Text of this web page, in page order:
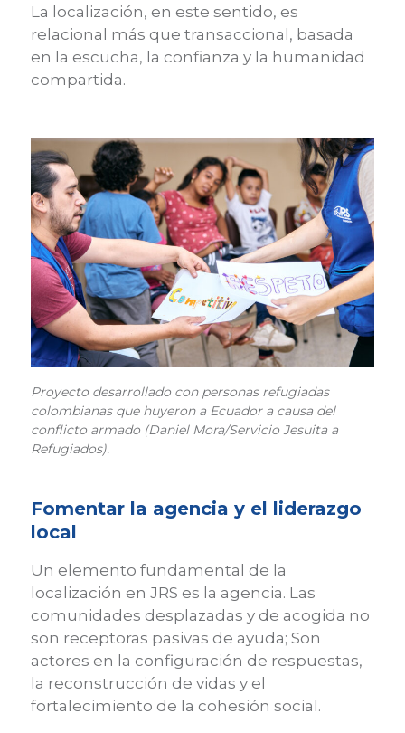
La localización, en este sentido, es
relacional más que transaccional, basada
en la escucha, la confianza y la humanidad
compartida.
Proyecto desarrollado con personas refugiadas
colombianas que huyeron a Ecuador a causa del
conflicto armado (Daniel Mora/Servicio Jesuita a
Refugiados).
Fomentar la agencia y el liderazgo
local
Un elemento fundamental de la
localización en JRS es la agencia. Las
comunidades desplazadas y de acogida no
son receptoras pasivas de ayuda; Son
actores en la configuración de respuestas,
la reconstrucción de vidas y el
fortalecimiento de la cohesión social.